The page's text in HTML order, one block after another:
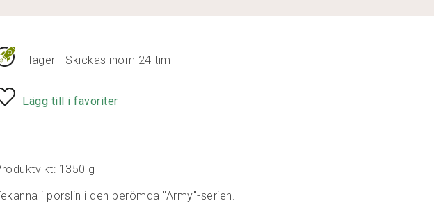
I lager - Skickas inom 24 tim
Lägg till i favoriter
1350 g
i porslin i den berömda "Army"-serien.